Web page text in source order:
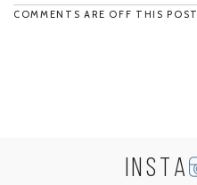
COMMENTS ARE OFF THIS POST
INSTA